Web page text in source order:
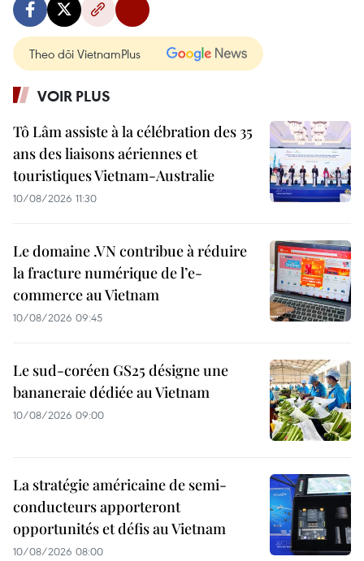
Theo dõi VietnamPlus
VOIR PLUS
Tô Lâm assiste à la célébration des 35
ans des liaisons aériennes et
touristiques Vietnam-Australie
10/08/2026 11:30
Le domaine .VN contribue à réduire
la fracture numérique de l’e-
commerce au Vietnam
10/08/2026 09:45
Le sud-coréen GS25 désigne une
bananeraie dédiée au Vietnam
10/08/2026 09:00
La stratégie américaine de semi-
conducteurs apporteront
opportunités et défis au Vietnam
10/08/2026 08:00